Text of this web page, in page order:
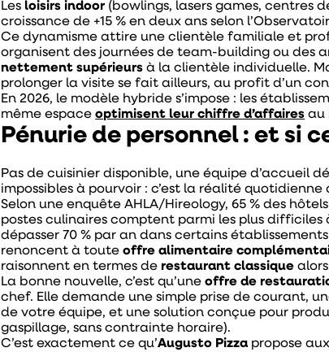
Les loisirs indoor (bowlings, lasers games, centres
croissance de +15 % en deux ans selon
Ce dynamisme attire une clientèle familiale et
organisent des journées de team-building ou des
nettement supérieursà la clientèle individuelle.
prolonger la visite se fait ailleurs, au profit d’un
En 2026, le modèle hybride s’impose : les
même espace optimisent leur chiffre d’affaires au
Pénurie de personnel : et si
Pas de cuisinier disponible, une équipe d’accueil
impossibles à pourvoir : c’est la réalité
Selon une enquête AHLA/Hireology, 65 % des
postes culinaires comptent parmi les plus
dépasser 70 % par an dans certains
renoncent à toute offre alimentaire
raisonnent en termes de restaurant classique
La bonne nouvelle, c’est qu’une offre de
chef. Elle demande une simple prise de courant,
de votre équipe, et une solution conçue pour
gaspillage, sans contrainte horaire).
C’est exactement ce qu’Augusto Pizza propose